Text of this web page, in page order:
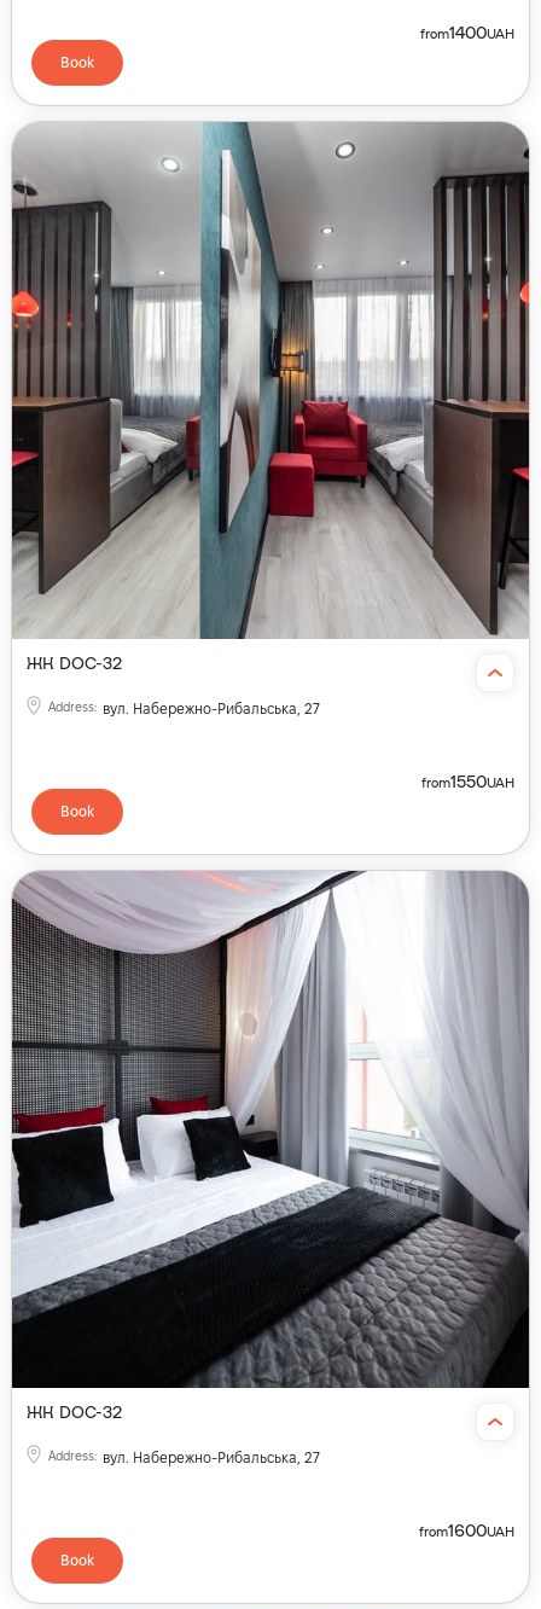
from1400UAH
Book
ЖК DOC-32
Address: вул. Набережно-Рибальська, 27
from1550UAH
Book
ЖК DOC-32
Address: вул. Набережно-Рибальська, 27
from1600UAH
Book